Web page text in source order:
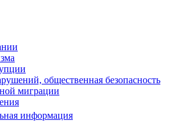
общественная безопасность
миграции
информация